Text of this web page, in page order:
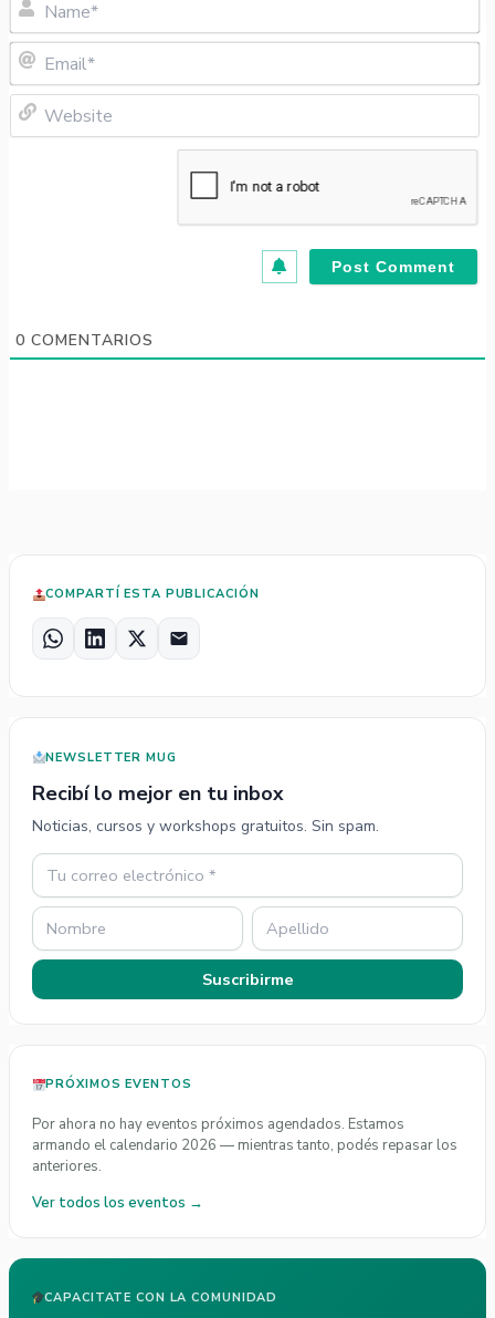
0 COMENTARIOS
COMPARTÍ ESTA PUBLICACIÓN
W
a
t
A
p
L
n
k
d
I
X
E
a
i
NEWSLETTER MUG
Recibí lo mejor en tu inbox
Noticias, cursos y workshops gratuitos. Sin spam.
Suscribirme
PRÓXIMOS EVENTOS
Por ahora no hay eventos próximos agendados. Estamos
armando el calendario 2026 — mientras tanto, podés repasar los
anteriores.
Ver todos los eventos →
CAPACITATE CON LA COMUNIDAD